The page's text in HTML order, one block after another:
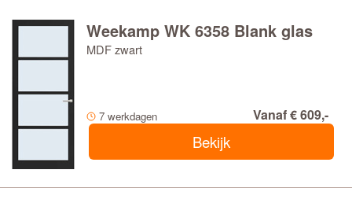
Weekamp WK 6358 Blank glas
MDF zwart
7 werkdagen Vanaf € 609,-
Bekijk